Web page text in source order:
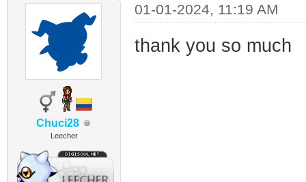
Chuci28
Leecher
01-01-2024, 11:19 AM
thank you so much